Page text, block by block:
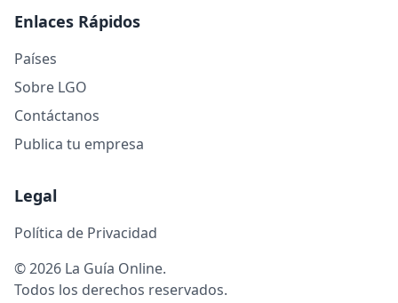
Enlaces Rápidos
Países
Sobre LGO
Contáctanos
Publica tu empresa
Legal
Política de Privacidad
© 2026 La Guía Online.
Todos los derechos reservados.